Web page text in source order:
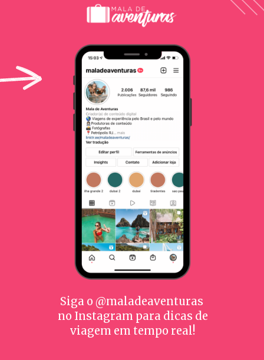
Siga o @maladeaventuras
no Instagram para dicas de
viagem em tempo real!